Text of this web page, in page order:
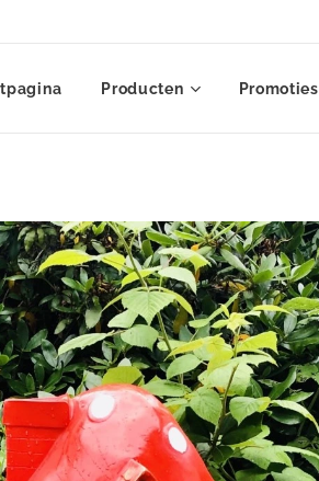
Producten Promoties